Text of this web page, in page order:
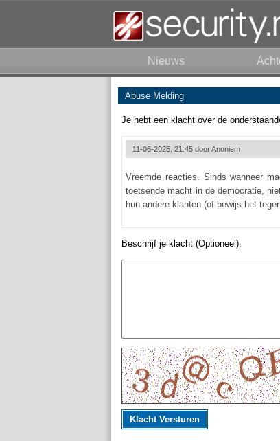
Nieuws
Abuse Melding
Je hebt een klacht over de
11-06-2025, 21:45 doorAnoniem
Vreemde reacties. Sinds wanneer
toetsende macht in de democratie,
hun andere klanten (of bewijs het
Beschrijf je klacht (Optioneel):
Klacht Versturen